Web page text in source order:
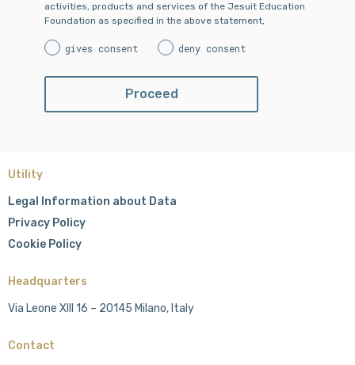
activities, products and services of the Jesuit Education
Foundation as specified in the above statement,
gives consent deny consent
Utility
Legal Information about Data
Privacy Policy
Cookie Policy
Headquarters
Via Leone XIII 16 – 20145 Milano, Italy
Contact